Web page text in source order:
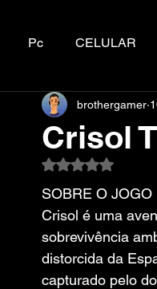
Pc CELULAR
Emuladores Sobre nos
Crisol
brothergamer
Avaliado com
SOBRE O JOGO
Crisol é uma
sobrevivência
distorcida da
capturado pelo